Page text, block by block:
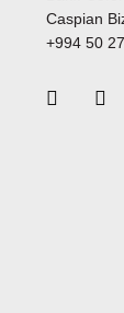
Caspian
+994 50